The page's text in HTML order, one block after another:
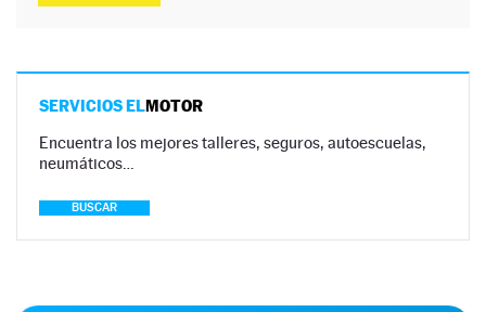
SERVICIOS ELMOTOR
Encuentra los mejores talleres, seguros, autoescuelas,
neumáticos…
BUSCAR